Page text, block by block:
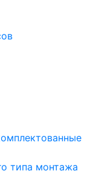
типа монтажа